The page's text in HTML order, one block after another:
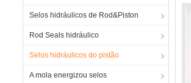
Selos hidráulicos de Rod&Piston
Rod Seals hidráulico
Selos hidráulicos do pistão
A mola energizou selos